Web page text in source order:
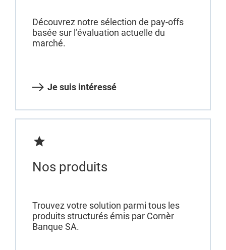
Découvrez notre sélection de pay-offs
basée sur l’évaluation actuelle du
marché.
Je suis intéressé
Nos produits
Trouvez votre solution parmi tous les
produits structurés émis par Cornèr
Banque SA.